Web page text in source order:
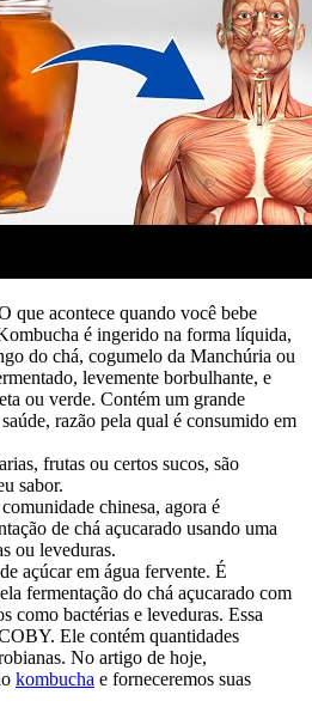
que acontece quando você bebe
é ingerido na forma líquida,
do chá, cogumelo da Manchúria ou
levemente borbulhante, e
ou verde. Contém um grande
razão pela qual é consumido em
frutas ou certos sucos, são
sabor.
chinesa, agora é
de chá açucarado usando uma
ou leveduras.
açúcar em água fervente. É
fermentação do chá açucarado com
como bactérias e leveduras. Essa
Ele contém quantidades
No artigo de hoje,
kombucha e forneceremos suas